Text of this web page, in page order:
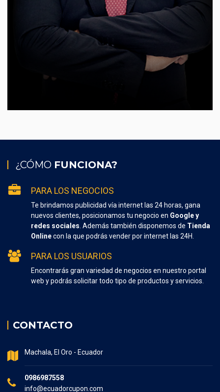
¿CÓMO FUNCIONA?
PARA LOS NEGOCIOS
Te brindamos publicidad vía internet las 24 horas, gana
nuevos clientes, posicionamos tu negocio en Google y
redes sociales . Además también disponemos de Tienda
Onlinecon la que podrás vender por internet las 24H.
PARA LOS USUARIOS
Encontrarás gran variedad de negocios en nuestro portal
web y podrás solicitar todo tipo de productos y servicios.
CONTACTO
Machala, El Oro - Ecuador
0986987558
info@ecuadorcupon.com